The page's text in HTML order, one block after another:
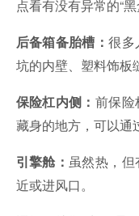
点看有没有异常的“
后备箱备胎槽：很多
坑的内壁、塑料饰板
保险杠内侧： 前保险
藏身的地方，可以通
引擎舱：虽然热，
近或进风口。